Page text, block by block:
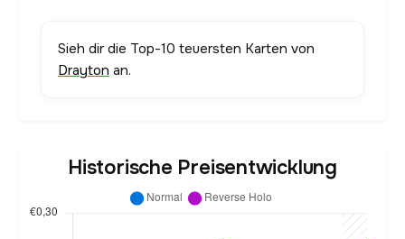
Sieh dir die Top-10 teuersten Karten von
Drayton an.
Historische Preisentwicklung